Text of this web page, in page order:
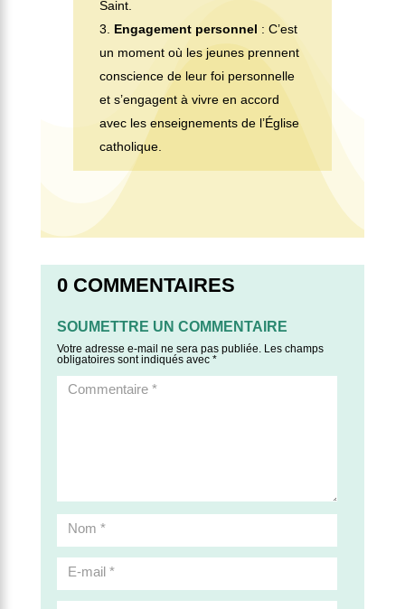
Saint.
Engagement personnel : C’est
un moment où les jeunes prennent
conscience de leur foi personnelle
et s’engagent à vivre en accord
avec les enseignements de l’Église
catholique.
0 COMMENTAIRES
SOUMETTRE UN COMMENTAIRE
Votre adresse e-mail ne sera pas publiée. Les champs
obligatoires sont indiqués avec *